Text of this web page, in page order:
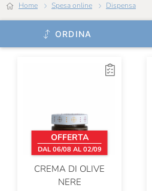
Home Spesa online Dispensa
ORDINA
OFFERTA
DAL 06/08 AL 02/09
CREMA DI OLIVE
NERE